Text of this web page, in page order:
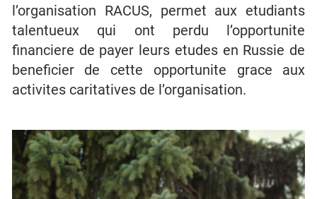
l’organisation RACUS, permet aux etudiants
talentueux qui ont perdu l’opportunite
financiere de payer leurs etudes en Russie de
beneficier de cette opportunite grace aux
activites caritatives de l’organisation.